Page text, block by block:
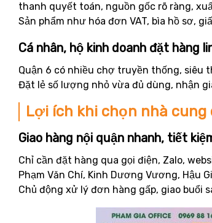
thanh quyết toán, nguồn gốc rõ ràng,
Sản phẩm như hóa đơn VAT, bìa hồ sơ,
Cá nhân, hộ kinh doanh đặt hàng
Quận 6 có nhiều chợ truyền thống, siêu
Đặt lẻ số lượng nhỏ vừa đủ dùng, nhận
Lợi ích khi chọn nhà
Giao hàng nội quận nhanh, tiết
Chỉ cần đặt hàng qua gọi điện, Zalo,
Phạm Văn Chí, Kinh Dương Vương, Hậu
Chủ động xử lý đơn hàng gấp, giao buổi